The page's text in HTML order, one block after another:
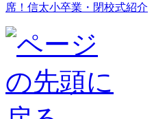
席！信太小卒業・閉校式紹介